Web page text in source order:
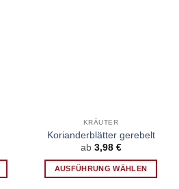
KRÄUTER
Korianderblätter gerebelt
ab 3,98 €
AUSFÜHRUNG WÄHLEN